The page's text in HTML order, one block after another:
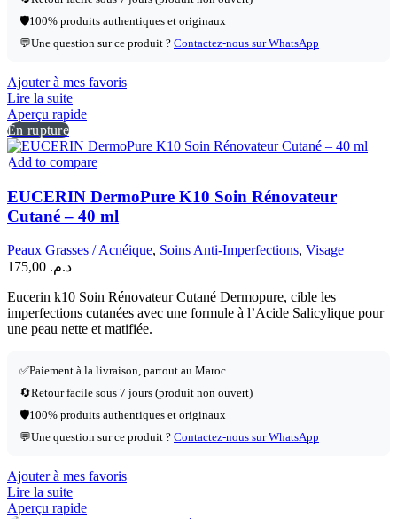
🛡️100% produits authentiques et originaux
💬Une question sur ce produit ? Contactez-nous sur WhatsApp
Ajouter à mes favoris
Lire la suite
Aperçu rapide
En rupture
Add to compare
EUCERIN DermoPure K10 Soin Rénovateur
Cutané – 40 ml
Peaux Grasses / Acnéique, Soins Anti-Imperfections, Visage
د.م.
Eucerin k10 Soin Rénovateur Cutané Dermopure, cible les
imperfections cutanées avec une formule à l’Acide Salicylique pour
une peau nette et matifiée.
✅Paiement à la livraison, partout au Maroc
🔄Retour facile sous 7 jours (produit non ouvert)
🛡️100% produits authentiques et originaux
💬Une question sur ce produit ? Contactez-nous sur WhatsApp
Ajouter à mes favoris
Lire la suite
Aperçu rapide